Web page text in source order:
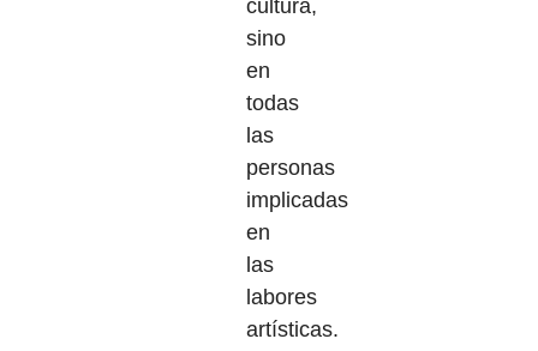
cultura,
sino
en
todas
las
personas
implicadas
en
las
labores
artísticas.